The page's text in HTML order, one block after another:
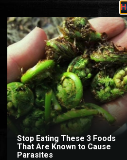
Stop Eating These 3 Foods
That Are Known to Cause
Parasites